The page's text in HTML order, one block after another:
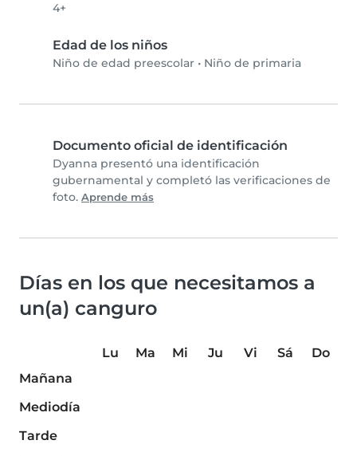
4+
Edad de los niños
Niño de edad preescolar • Niño de primaria
Documento oficial de identificación
Dyanna presentó una identificación
gubernamental y completó las verificaciones de
foto. Aprende más
Días en los que necesitamos a
un(a) canguro
Lu Ma Mi Ju Vi Sá
Do
Mañana
Mediodía
Tarde